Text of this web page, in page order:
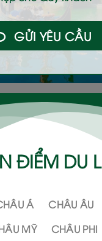
GỬI YÊU CẦU
ĐIỂM DU
Á CHÂU ÂU
MỸ
CHÂU PHI